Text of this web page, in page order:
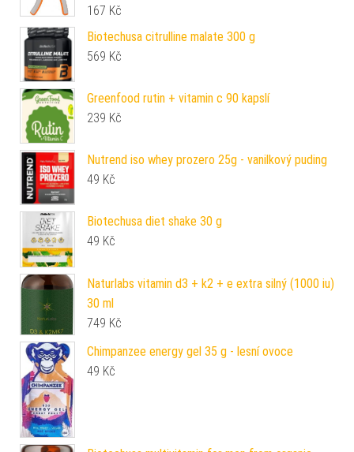
167 Kč
Biotechusa citrulline malate 300 g
569 Kč
Greenfood rutin + vitamin c 90 kapslí
239 Kč
Nutrend iso whey prozero 25g - vanilkový puding
49 Kč
Biotechusa diet shake 30 g
49 Kč
Naturlabs vitamin d3 + k2 + e extra silný (1000 iu)
30 ml
749 Kč
Chimpanzee energy gel 35 g - lesní ovoce
49 Kč